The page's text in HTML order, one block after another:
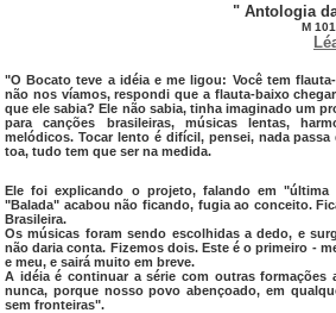
" Antologia
M
"O Bocato teve a idéia e me ligou: Você tem
não nos víamos, respondi que a flauta-baixo
que ele sabia? Ele não sabia, tinha imaginado um
para canções brasileiras, músicas lentas,
melódicos. Tocar lento é difícil, pensei, nada
toa, tudo tem que ser na medida.
Ele foi explicando o projeto, falando em "última
"Balada" acabou não ficando, fugia ao conceito.
Brasileira.
Os músicas foram sendo escolhidas a dedo, e
não daria conta. Fizemos dois. Este é o primeiro -
e meu, e sairá muito em breve.
A idéia é continuar a série com outras formações
nunca, porque nosso povo abençoado, em
sem fronteiras".